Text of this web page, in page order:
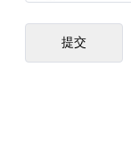
提交